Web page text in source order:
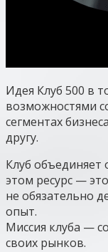
Идея Клуб 500 в
возможностями
сегментах
другу.
Клуб объединяет
этом ресурс — это
не обязательно
опыт.
Миссия клуба —
своих рынков.